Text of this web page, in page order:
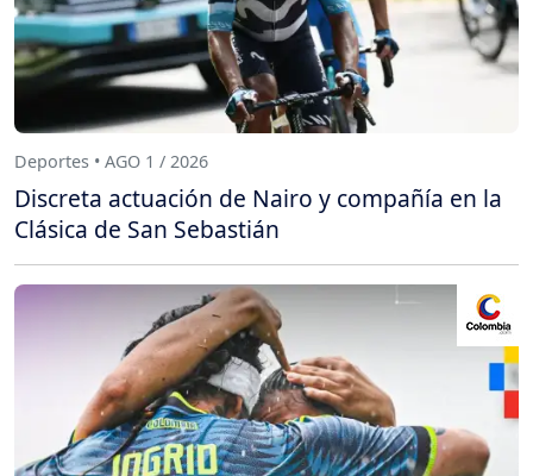
Deportes • AGO 1 / 2026
Discreta actuación de Nairo y compañía en la
Clásica de San Sebastián